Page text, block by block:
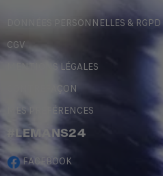
DONNÉES PERSONNELLES & RGPD
CGV
MENTIONS LÉGALES
CONTREFAÇON
MES PRÉFÉRENCES
#LEMANS24
FACEBOOK